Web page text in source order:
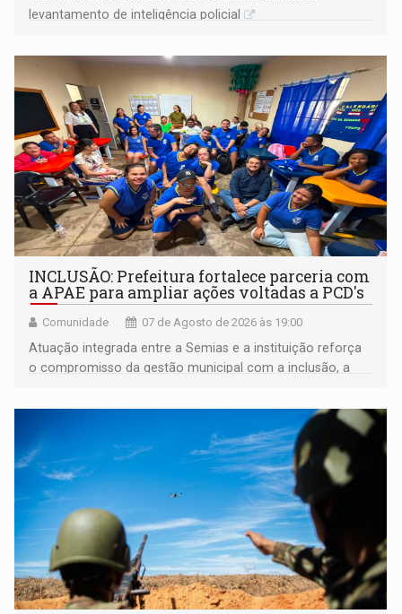
levantamento de inteligência policial
INCLUSÃO: Prefeitura fortalece parceria com
a APAE para ampliar ações voltadas a PCD's
Comunidade 07 de Agosto de 2026 às 19:00
Atuação integrada entre a Semias e a instituição reforça
o compromisso da gestão municipal com a inclusão, a